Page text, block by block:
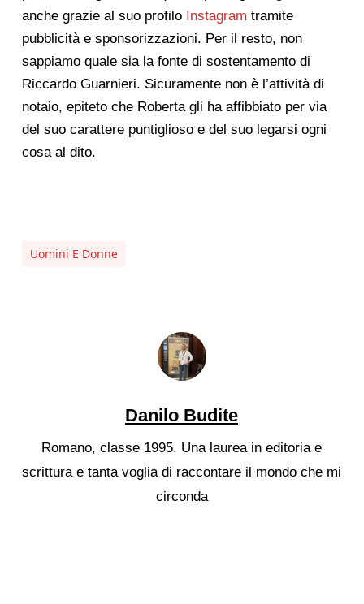
anche grazie al suo profilo Instagram tramite
pubblicità e sponsorizzazioni. Per il resto, non
sappiamo quale sia la fonte di sostentamento di
Riccardo Guarnieri. Sicuramente non è l’attività di
notaio, epiteto che Roberta gli ha affibbiato per via
del suo carattere puntiglioso e del suo legarsi ogni
cosa al dito.
Uomini E Donne
Danilo Budite
Romano, classe 1995. Una laurea in editoria e
scrittura e tanta voglia di raccontare il mondo che mi
circonda